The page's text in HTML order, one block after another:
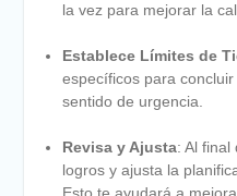
la vez para mejorar la
Establece Límites de
específicos para
sentido de urgencia.
Revisa y Ajusta: Al final
logros y ajusta la